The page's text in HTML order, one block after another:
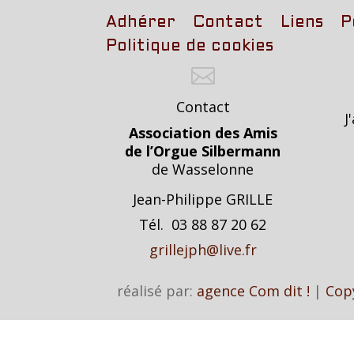
Adhérer Contact Liens
Politique de cookies

Contact
Association des Amis
de l’Orgue Silbermann
de Wasselonne
Jean-Philippe GRILLE
Tél. 03 88 87 20 62
grillejph@live.fr
réalisé par: agence Com dit ! |